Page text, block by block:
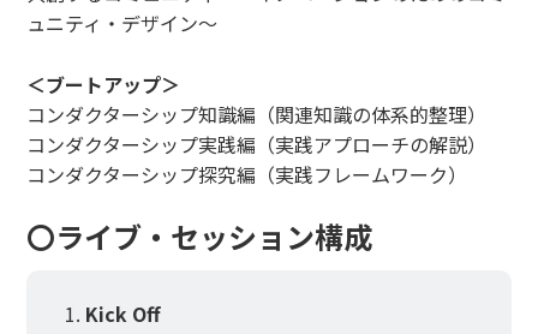
ュニティ・デザイン～
＜ブートアップ＞
コンダクターシップ知識編（関連知識の体系的整理）
コンダクターシップ実践編（実践アプローチの解説）
コンダクターシップ探究編（実践フレームワーク）
〇ライブ・セッション構成
Kick Off